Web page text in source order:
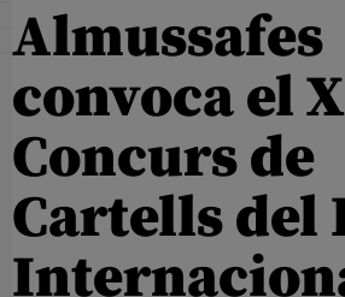
Almussafes
convoca el
Concurs de
Cartells del